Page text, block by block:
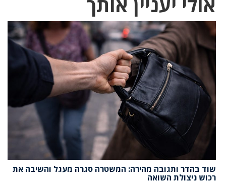
שוד בהדר ותגובה מהירה: המשטרה סגרה מעגל והשיבה את
רכוש ניצולת השואה